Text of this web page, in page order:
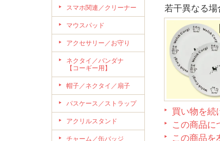
スマホ関連／クリーナー
マウスパッド
アクセサリー／お守り
ネクタイ／バンダナ
【コーギー用】
帽子／ネクタイ／扇子
パスケース／ストラップ
アクリルスタンド
チャーム／缶バッジ
若干異なる
買い物を続
この商品に
この商品を